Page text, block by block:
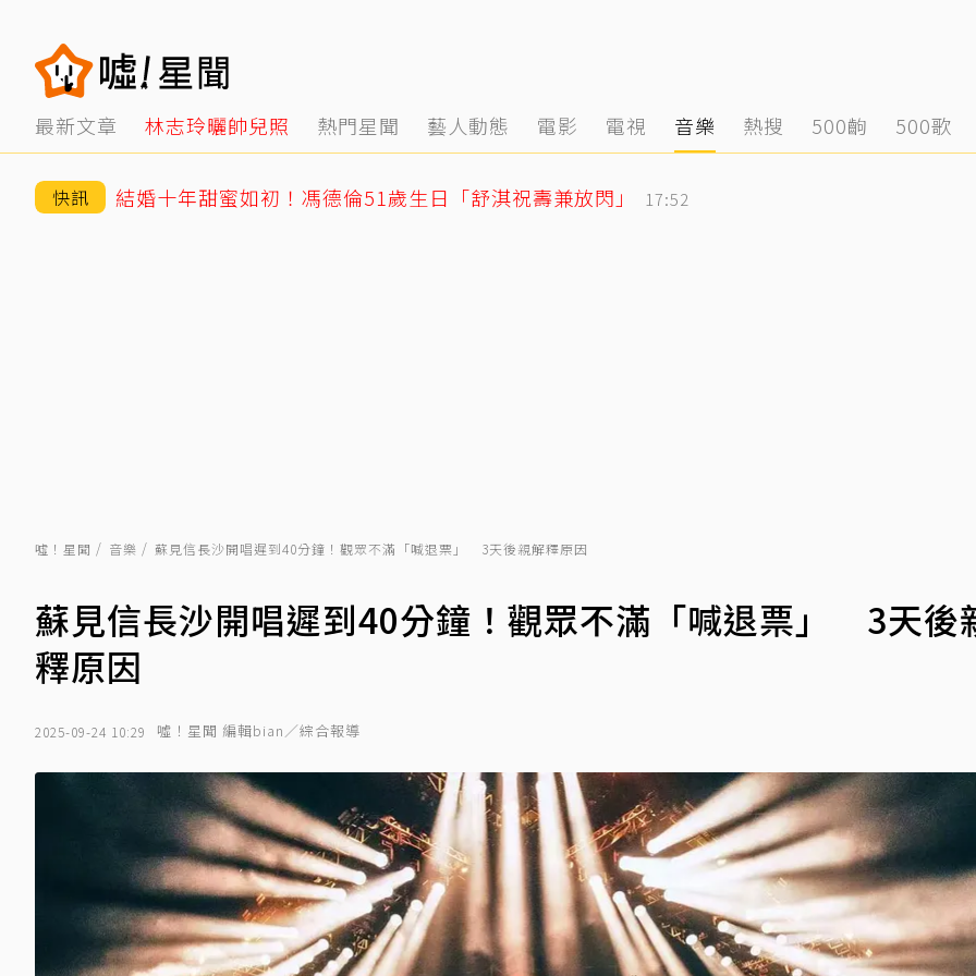
最新文章 林志玲曬帥兒照 熱門星聞 藝人動態 電影 電視 音樂 熱搜 500齣 500歌
快訊 結婚十年甜蜜如初！馮德倫51歲生日「舒淇祝壽兼放閃」 17:52
噓！星聞 音樂 蘇見信長沙開唱遲到40分鐘！觀眾不滿「喊退票」 3天後親解釋原因
蘇見信長沙開唱遲到40分鐘！觀眾不滿「喊退票」 3天後
釋原因
2025-09-24 10:29 噓！星聞 編輯bian／綜合報導